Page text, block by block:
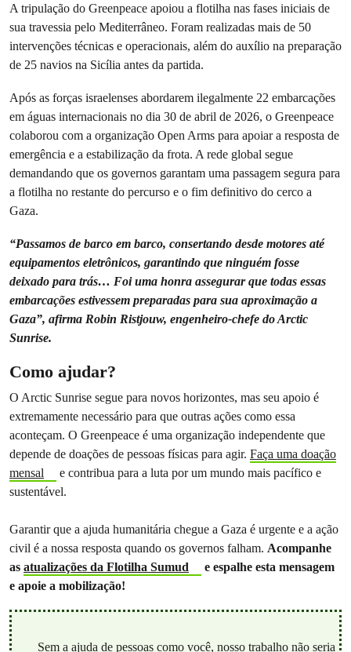
A tripulação do Greenpeace apoiou a flotilha nas fases iniciais de
sua travessia pelo Mediterrâneo. Foram realizadas mais de 50
intervenções técnicas e operacionais, além do auxílio na preparação
de 25 navios na Sicília antes da partida.
Após as forças israelenses abordarem ilegalmente 22 embarcações
em águas internacionais no dia 30 de abril de 2026, o Greenpeace
colaborou com a organização Open Arms para apoiar a resposta de
emergência e a estabilização da frota. A rede global segue
demandando que os governos garantam uma passagem segura para
a flotilha no restante do percurso e o fim definitivo do cerco a
Gaza.
“Passamos de barco em barco, consertando desde motores até
equipamentos eletrônicos, garantindo que ninguém fosse
deixado para trás… Foi uma honra assegurar que todas essas
embarcações estivessem preparadas para sua aproximação a
Gaza”, afirma Robin Ristjouw, engenheiro-chefe do Arctic
Sunrise.
Como ajudar?
O Arctic Sunrise segue para novos horizontes, mas seu apoio é
extremamente necessário para que outras ações como essa
aconteçam. O Greenpeace é uma organização independente que
depende de doações de pessoas físicas para agir. Faça uma doação
mensal
e contribua para a luta por um mundo mais pacífico e
sustentável.
Garantir que a ajuda humanitária chegue a Gaza é urgente e a ação
civil é a nossa resposta quando os governos falham. Acompanhe
as atualizações da Flotilha Sumud
e espalhe esta mensagem
e apoie a mobilização!
Sem a ajuda de pessoas como você, nosso trabalho não seria